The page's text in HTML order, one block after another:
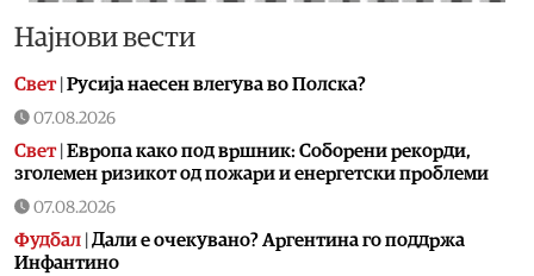
Најнови вести
Свет| Русија наесен влегува во Полска?
07.08.2026
Свет| Европа како под вршник: Соборени рекорди,
зголемен ризикот од пожари и енергетски проблеми
07.08.2026
Фудбал Дали е очекувано? Аргентина го поддржа
Инфантино